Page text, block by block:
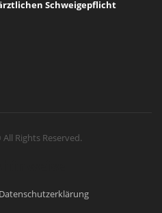
Schweigepflicht
Rights Reserved.
Datenschutzerklärung